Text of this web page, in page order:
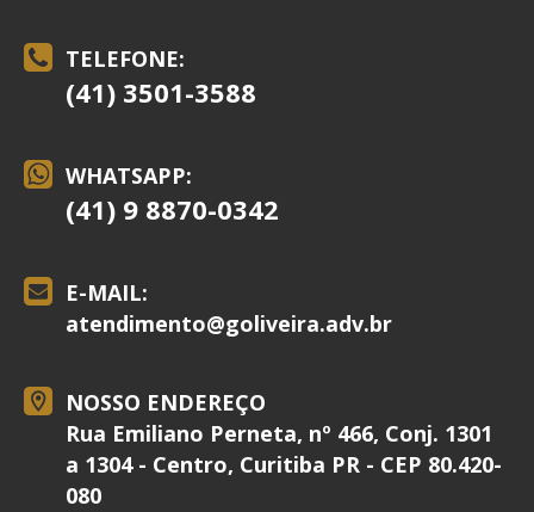
TELEFONE:
(41) 3501-3588
WHATSAPP:
(41) 9 8870-0342
E-MAIL:
atendimento@goliveira.adv.br
NOSSO ENDEREÇO
Rua Emiliano Perneta, nº 466, Conj. 1301
a 1304 - Centro, Curitiba PR - CEP 80.420-
080